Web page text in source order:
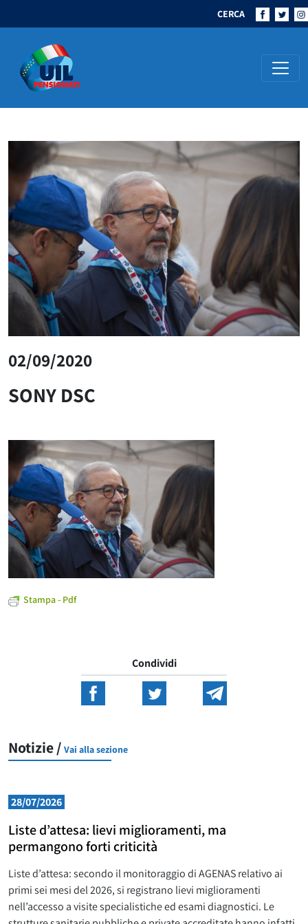
CERCA
Navigazione principale
02/09/2020
SONY DSC
Stampa - Pdf
Condividi
Notizie / Vai alla sezione
28/07/2026
Liste d’attesa: lievi miglioramenti, ma
permangono forti criticità
Liste d’attesa: secondo il monitoraggio di AGENAS relativo ai
primi sei mesi del 2026, si registrano lievi miglioramenti
nell’accesso a visite specialistiche ed esami diagnostici. Le